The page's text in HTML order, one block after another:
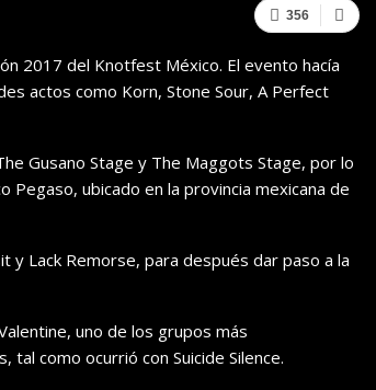
356
2017 del Knotfest México. El evento hacía
actos como Korn, Stone Sour, A Perfect
Gusano Stage y The Maggots Stage, por lo
Pegaso, ubicado en la provincia mexicana de
y Lack Remorse, para después dar paso a la
uno de los grupos más
como ocurrió con Suicide Silence.